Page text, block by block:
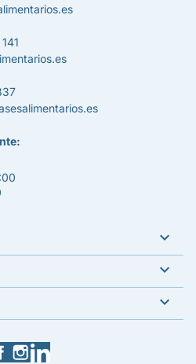
Facebook


